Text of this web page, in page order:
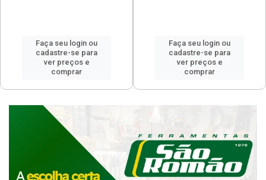
Faça seu login ou
cadastre-se para
ver preços e
comprar
Faça seu login ou
cadastre-se para
ver preços e
comprar